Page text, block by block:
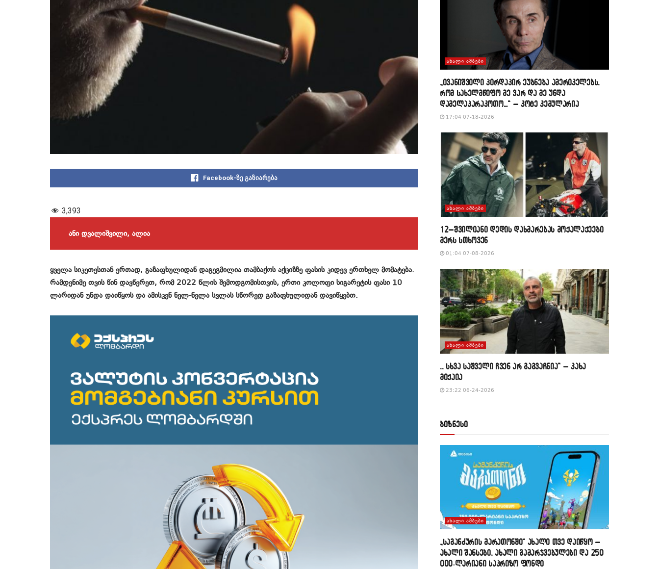
Facebook-ზე გაზიარება
3,393
ანი დვალიშვილი, ალია
ყველა სიკეთესთან ერთად, გაზაფხულიდან დაგეგმილია თამბაქოს აქციზზე ფასის კიდევ ერთხელ მომატება.
რამდენიმე თვის წინ დავწერეთ, რომ 2022 წლის შემოდგომისთვის, ერთი კოლოფი სიგარეტის ფასი 10
ლარიდან უნდა დაიწყოს და ამისკენ ნელ-ნელა სვლას სწორედ გაზაფხულიდან დავიწყებთ.
ᲐᲮᲐᲚᲘ ᲐᲛᲑᲔᲑᲘ
„ივანიშვილი პირდაპირ ეუბნება ამერიკელებს,
რომ სახელმწიფო მე ვარ და მე უნდა
დამელაპარაკოთო…“ – კოტე კემულარია
17:04 07-18-2026
ᲐᲮᲐᲚᲘ ᲐᲛᲑᲔᲑᲘ
12–შვილიანი დედის დახმარებას მოქალაქეები
მერს სთხოვენ
01:04 07-08-2026
ᲐᲮᲐᲚᲘ ᲐᲛᲑᲔᲑᲘ
,, სხვა საშველი ჩვენ არ გაგვაჩნია” – კახა
მიქაია
23:22 06-24-2026
ბიზნესი
ᲐᲮᲐᲚᲘ ᲐᲛᲑᲔᲑᲘ
„საგანძურის მარათონში“ ახალი თვე დაიწყო –
ახალი შანსები, ახალი გამარჯვებულები და 250
000-ლარიანი საპრიზო ფონდი